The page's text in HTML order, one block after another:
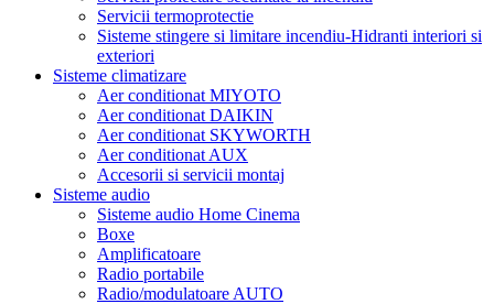
Servicii termoprotectie
Sisteme stingere si limitare incendiu-Hidranti interiori si
exteriori
Sisteme climatizare
Aer conditionat MIYOTO
Aer conditionat DAIKIN
Aer conditionat SKYWORTH
Aer conditionat AUX
Accesorii si servicii montaj
Sisteme audio
Sisteme audio Home Cinema
Boxe
Amplificatoare
Radio portabile
Radio/modulatoare AUTO